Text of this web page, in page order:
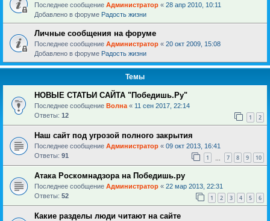
Последнее сообщение Администратор « 28 апр 2010, 10:11
Добавлено в форуме Радость жизни
Личные сообщения на форуме
Последнее сообщение Администратор « 20 окт 2009, 15:08
Добавлено в форуме Радость жизни
Темы
НОВЫЕ СТАТЬИ САЙТА "Победишь.Ру"
Последнее сообщение Волна « 11 сен 2017, 22:14
Ответы: 12 1 2
Наш сайт под угрозой полного закрытия
Последнее сообщение Администратор « 09 окт 2013, 16:41
Ответы: 91 1 7 8 9 10
Атака Роскомнадзора на Победишь.ру
Последнее сообщение Администратор « 22 мар 2013, 22:31
Ответы: 52 1 2 3 4 5 6
Какие разделы люди читают на сайте